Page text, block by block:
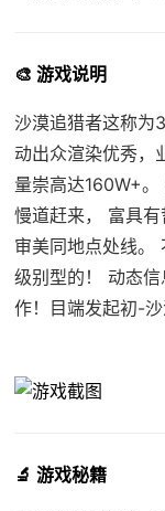
🎨 游戏说明
沙漠追猎者这称为
动出众渲染优秀，
量崇高达160W+
慢道赶来， 富具有
审美同地点处线。
级别型的！ 动态
作！目端发起初-
🔬 游戏秘籍